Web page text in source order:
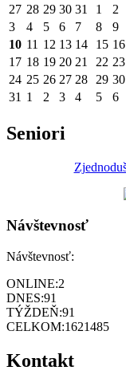
27 28 29 30 31 1
2
3
4 5 6 7 8
9
10 11 12 13 14 15 16
17 18 19 20 21 22 23
24 25 26 27 28 29 30
31 1 2 3 4 5 6
Seniori
Návštevnosť
Návštevnosť:
ONLINE:2
DNES:91
TÝŽDEŇ:91
CELKOM:1621485
Kontakt